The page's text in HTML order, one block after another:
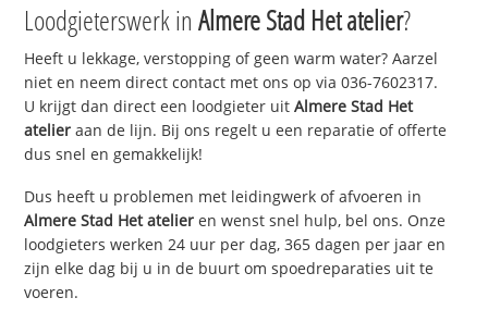
Loodgieterswerk inAlmere Stad Het atelier?
Heeft u lekkage, verstopping of geen warm water? Aarzel
niet en neem direct contact met ons op via 036-7602317.
U krijgt dan direct een loodgieter uitAlmere Stad Het
atelier aan de lijn. Bij ons regelt u een reparatie of offerte
dus snel en gemakkelijk!
Dus heeft u problemen met leidingwerk of afvoeren in
Almere Stad Het atelier en wenst snel hulp, bel ons. Onze
loodgieters werken 24 uur per dag, 365 dagen per jaar en
zijn elke dag bij u in de buurt om spoedreparaties uit te
voeren.